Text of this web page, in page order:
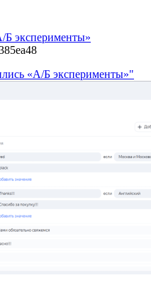
Б эксперименты»
«А/Б эксперименты»"